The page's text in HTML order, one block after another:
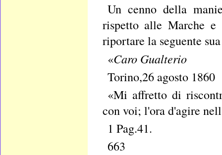
Un cenno della
rispetto alle Marche
riportare la seguente
«Caro Gualterio
Torino,26 agosto 1860
«Mi affretto di
con voi; l'ora d'agire
1 Pag.41.
663